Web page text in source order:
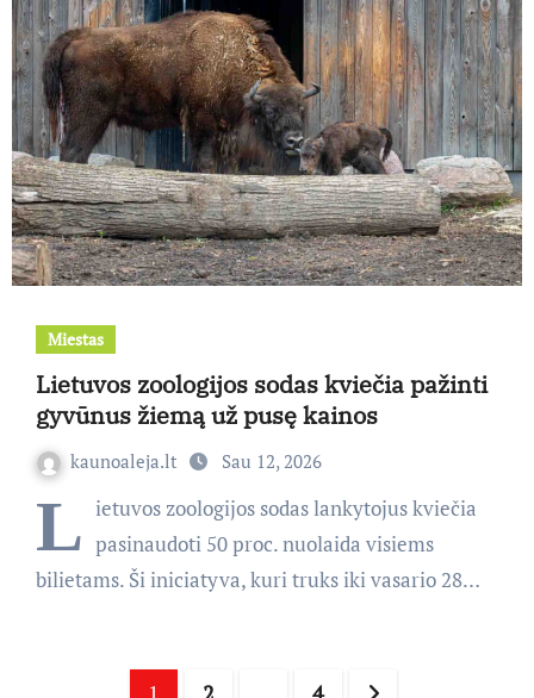
Miestas
Lietuvos zoologijos sodas kviečia pažinti
gyvūnus žiemą už pusę kainos
kaunoaleja.lt Sau 12, 2026
L ietuvos zoologijos sodas lankytojus kviečia
pasinaudoti 50 proc. nuolaida visiems
bilietams. Ši iniciatyva, kuri truks iki vasario 28…